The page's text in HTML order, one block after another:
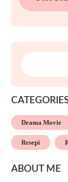
SEARCH
Drama Movie
Resepi
ABOUT ME